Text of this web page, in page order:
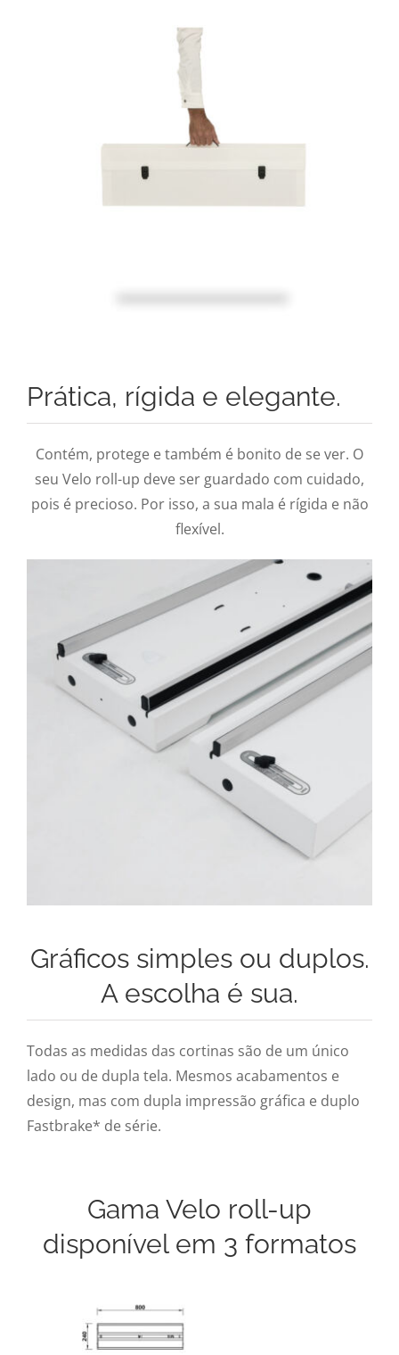
Prática, rígida e elegante.
Contém, protege e também é bonito de se ver. O
seu Velo roll-up deve ser guardado com cuidado,
pois é precioso. Por isso, a sua mala é rígida e não
flexível.
Gráficos simples ou duplos.
A escolha é sua.
Todas as medidas das cortinas são de um único
lado ou de dupla tela. Mesmos acabamentos e
design, mas com dupla impressão gráfica e duplo
Fastbrake* de série.
Gama Velo roll-up
disponível em 3 formatos